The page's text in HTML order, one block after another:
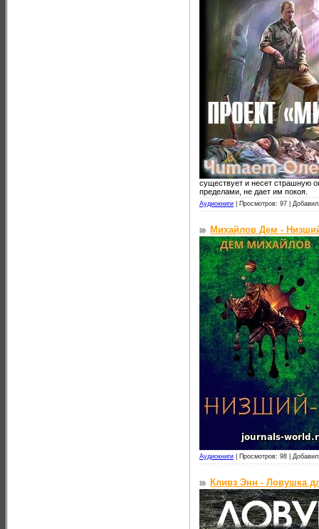
существует и несет страшную
пределами, не дает им покоя.
Аудиокниги Просмотров: 97 |
Михайлов Дем -
Аудиокниги Просмотров: 98 |
Кливз Энн - Ловушка